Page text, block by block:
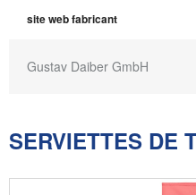
site web fabricant
Gustav Daiber GmbH
SERVIETTES DE